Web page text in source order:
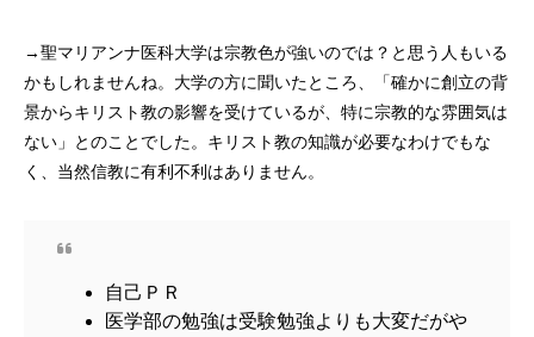
→聖マリアンナ医科大学は宗教色が強いのでは？と思う人もいる
かもしれませんね。大学の方に聞いたところ、「確かに創立の背
景からキリスト教の影響を受けているが、特に宗教的な雰囲気は
ない」とのことでした。キリスト教の知識が必要なわけでもな
く、当然信教に有利不利はありません。
自己ＰＲ
医学部の勉強は受験勉強よりも大変だがや